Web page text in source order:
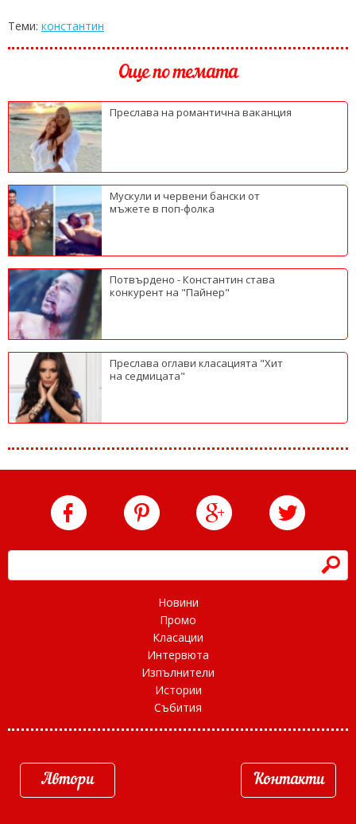
Теми: константин
Още по темата
Преслава на романтична ваканция
Мускули и червени бански от
мъжете в поп-фолка
Потвърдено - Константин става
конкурент на "Пайнер"
Преслава оглави класацията "Хит
на седмицата"
h
Новини
Промо
Класации
Интервюта
Изпълнители
Истории
Събития
Автори Контакти